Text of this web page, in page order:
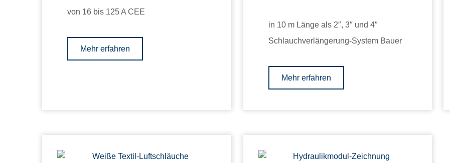
von 16 bis 125 A CEE
Mehr erfahren
in 10 m Länge als 2″, 3″ und 4″
Schlauchverlängerung-System Bauer
Mehr erfahren